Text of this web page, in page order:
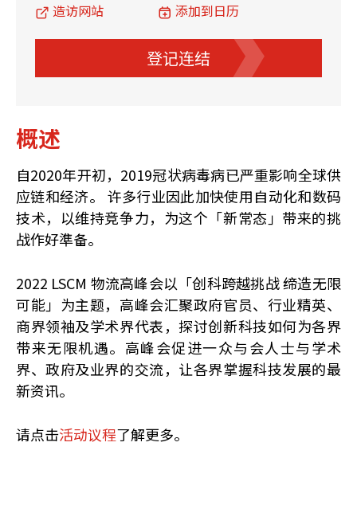
造访网站 添加到日历
登记连结
概述
自2020年开初，2019冠状病毒病已严重影响全球供
应链和经济。 许多行业因此加快使用自动化和数码
技术，以维持竞争力，为这个「新常态」带来的挑
战作好準备。
2022 LSCM 物流高峰会以「创科跨越挑战 缔造无限
可能」为主题，高峰会汇聚政府官员、行业精英、
商界领袖及学术界代表，探讨创新科技如何为各界
带来无限机遇。高峰会促进一众与会人士与学术
界、政府及业界的交流，让各界掌握科技发展的最
新资讯。
请点击活动议程了解更多。